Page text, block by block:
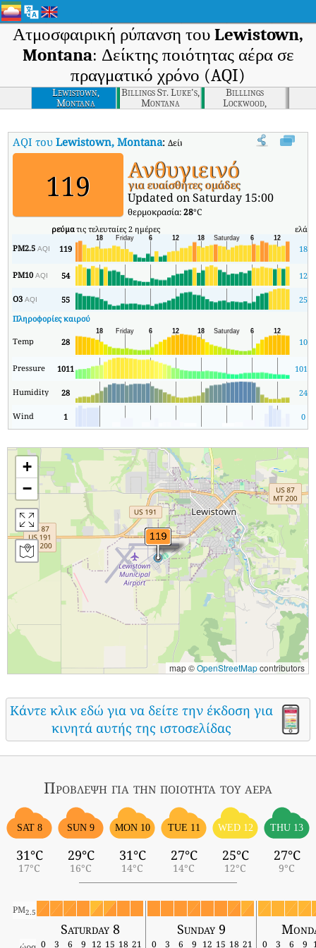
Ατμοσφαιρική ρύπανση του Lewistown,
Montana: Δείκτης ποιότητας αέρα σε
πραγματικό χρόνο (AQI)
Lewistown,
Montana
Billings St. Luke's,
Montana
Billlings
Lockwood,
Montana
AQI τουLewistown, Montana:Δείκτης ποιότητας αέρα σε
119 Ανθυγιεινό
για ευαίσθητες ομάδες
Updated on Saturday 15:00
θερμοκρασία:28°C
ρεύματις τελευταίες 2 ημέρες ελάχ
PM2.5AQI 119 18
PM10AQI 54 12
O3AQI 55
25
Πληροφορίες καιρού
Temp 28 10
Pressure 1011 1011
Humidity 28 24
Wind 1 0
+
−
map ©OpenStreetMapcontributors
Κάντε κλικ εδώ για να δείτε την έκδοση για
κινητά αυτής της ιστοσελίδας
Πρόβλεψη για την ποιότητα του αέρα
SAT 8
31°C
17°C
SUN 9
29°C
16°C
MON 10
31°C
14°C
TUE 11
27°C
14°C
WED 12
25°C
12°C
THU 13
27°C
9°C
PM2.5
Saturday 8 Sunday 9
0 3 6 9 12 15 18 21 0 3 6 9 12 15 18 21 0 3 6 9